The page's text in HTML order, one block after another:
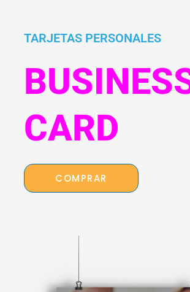
TARJETAS PERSONALES
CARD
COMPRAR